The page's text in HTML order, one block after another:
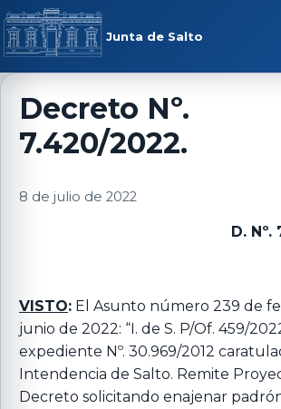
Saltar al contenido
Junta de Salto
menú
Decreto Nº.
7.420/2022.
8 de julio de 2022
D. Nº.
VISTO: El Asunto número 239 de
junio de 2022: “I. de S. P/Of. 459/
expediente Nº. 30.969/2012
Intendencia de Salto. Remite
Decreto solicitando enajenar